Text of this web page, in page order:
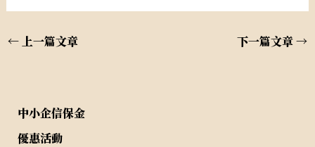
←上一篇文章 下一篇文章→
中小企信保金
優惠活動